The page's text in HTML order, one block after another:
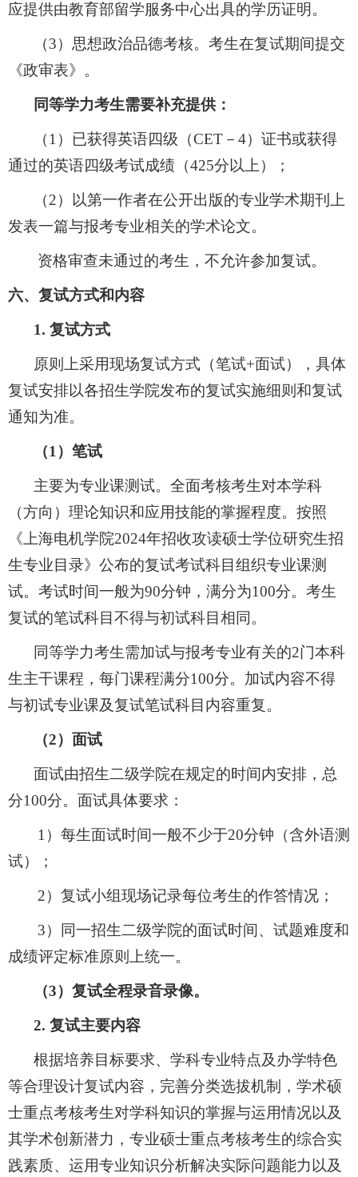
应提供由教育部留学服务中心出具的学历证明。
（3）思想政治品德考核。考生在复试期间提交
《政审表》。
同等学力考生需要补充提供：
（1） 已获得英语四级（CET － 4）证书或获得
通过的英语四级考试成绩（425分以上）；
（2）
以第一作者在公开出版的专业学术期刊上
发表一篇与报考专业相关的学术论文。
资格审查未通过的考生，不允许参加复试。
六、复试方式和内容
1. 复试方式
原则上采用现场复试方式（笔试+面试），具体
复试安排以各招生学院发布的复试实施细则和复试
通知为准。
（1 ）笔试
主要为专业课测试。全面考核考生对本学科
（方向）理论知识和应用技能的掌握程度。按照
《上海电机学院2024年招收攻读硕士学位研究生招
生专业目录》公布的复试考试科目组织专业课测
试。考试时间一般为90分钟，满分为100分。 考生
复试的笔试科目不得与初试科目相同。
同等学力考生需加试与报考专业有关的2门本科
生主干课程，每门课程满分100分。加试内容不得
与初试专业课及复试笔试科目内容重复。
（2）面试
面试由招生二级学院在规定的时间内安排，总
分100分。面试具体要求：
1 ）每生面试时间一般不少于20分钟（含外语测
试）；
2）复试小组现场记录每位考生的作答情况；
3）同一招生二级学院的面试时间、试题难度和
成绩评定标准原则上统一。
（3） 复试全程录音录像。
2. 复试主要内容
根据培养目标要求、学科专业特点及办学特色
等合理设计复试内容，完善分类选拔机制，学术硕
士重点考核考生对学科知识的掌握与运用情况以及
其学术创新潜力，专业硕士重点考核考生的综合实
践素质、运用专业知识分析解决实际问题能力以及